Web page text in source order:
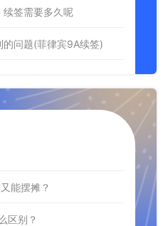
续签需要多久呢
问题(菲律宾9A续签)
能摆摊？
区别？